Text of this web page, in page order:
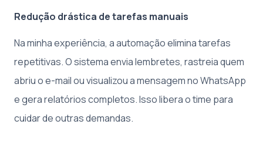
Redução drástica de tarefas manuais
Na minha experiência, a automação elimina tarefas
repetitivas. O sistema envia lembretes, rastreia quem
abriu o e-mail ou visualizou a mensagem no WhatsApp
e gera relatórios completos. Isso libera o time para
cuidar de outras demandas.